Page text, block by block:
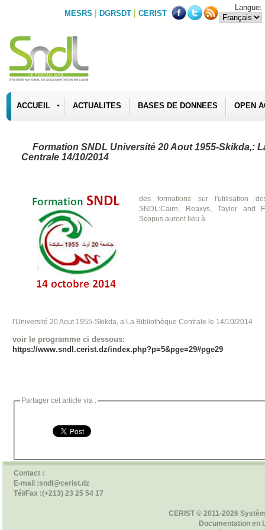
MESRS | DGRSDT | CERIST
Langue:
ACCUEIL ACTUALITES BASES DE DONNEES OPEN
Formation SNDL Université 20 Aout 1955-Skikda,:
Centrale 14/10/2014
des formations sur l'utilisation
SNDL:Cairn, Reaxys, Taylor and
Scopus auront lieu à
l'Université 20 Aout 1955-Skikda, a La Bibliothèque Centrale le 14/10/2014
voir le programme ci dessous:
https://www.sndl.cerist.dz/index.php?p=5&pge=29#pge29
Partager cet article via :
Contact :
E-mail :sndl@cerist.dz
Tél/Fax :(+213) 23 25 54 17
CERIST © 2011-2026
Documentation en